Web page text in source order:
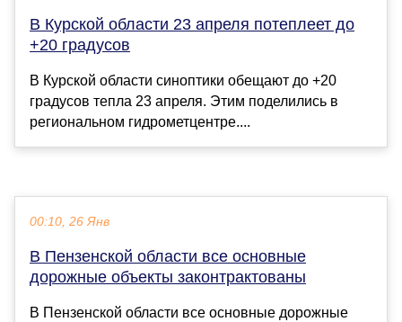
В Курской области 23 апреля потеплеет до
+20 градусов
В Курской области синоптики обещают до +20
градусов тепла 23 апреля. Этим поделились в
региональном гидрометцентре....
00:10, 26 Янв
В Пензенской области все основные
дорожные объекты законтрактованы
В Пензенской области все основные дорожные